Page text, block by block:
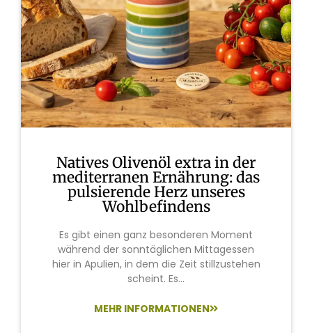
Natives Olivenöl extra in der
mediterranen Ernährung: das
pulsierende Herz unseres
Wohlbefindens
Es gibt einen ganz besonderen Moment
während der sonntäglichen Mittagessen
hier in Apulien, in dem die Zeit stillzustehen
scheint. Es...
MEHR INFORMATIONEN